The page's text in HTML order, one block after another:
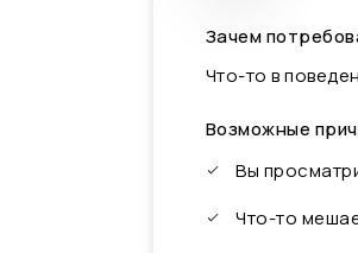
Зачем
Что-то в
Возможные
Вы
Что-то